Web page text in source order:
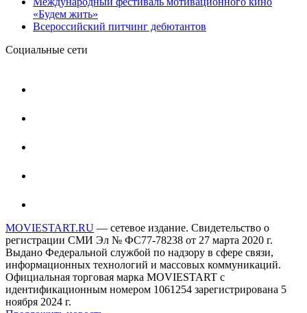
«Будем жить»
Всероссийский питчинг дебютантов
Социальные сети
MOVIESTART.RU — сетевое издание. Свидетельство о
регистрации СМИ Эл № ФС77-78238 от 27 марта 2020 г.
Выдано Федеральной службой по надзору в сфере связи,
информационных технологий и массовых коммуникаций.
Официальная торговая марка MOVIESTART с
идентификационным номером 1061254 зарегистрирована 5
ноября 2024 г.